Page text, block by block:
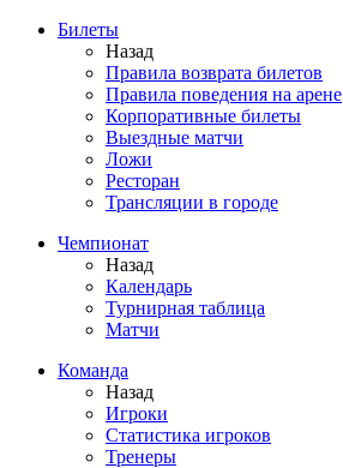
Билеты
Назад
Правила возврата билетов
Правила поведения на арене
Корпоративные билеты
Выездные матчи
Ложи
Ресторан
Трансляции в городе
Чемпионат
Назад
Календарь
Турнирная таблица
Матчи
Команда
Назад
Игроки
Статистика игроков
Тренеры